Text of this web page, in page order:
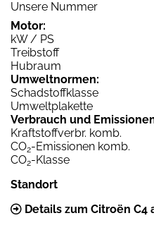
Unsere Nummer
Motor:
kW / PS
Treibstoff
Hubraum
Umweltnormen:
Schadstoffklasse
Umweltplakette
Verbrauch und
Kraftstoffverbr. komb.
CO2-Emissionen komb.
CO2-Klasse
Standort
Details zum Citroën C4